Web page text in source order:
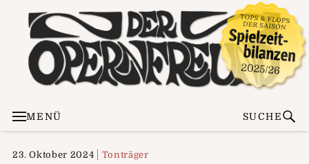
MENÜ SUCHE
23. Oktober 2024 Tonträger